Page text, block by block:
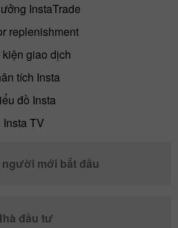
InstaTrade
replenishment
giao dịch
tích Insta
đồ Insta
Insta TV
mới bắt đầu
đầu tư